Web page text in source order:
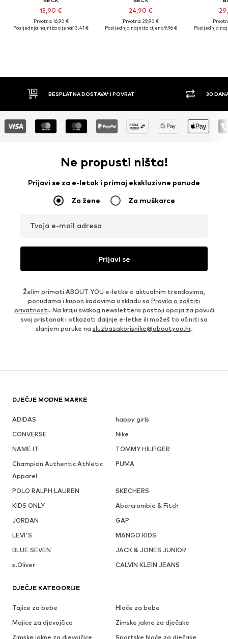
13,90 €
Prvotno: 16,90 €
Posljednja najniža cijena:13,41 €
24,90 €
Prvotno: 29,90 €
Posljednja najniža cijena:9,96 €
Posljednja
BESPLATNA DOSTAVA* I POVRAT 30 DANA
Ne propusti ništa!
Prijavi se za e-letak i primaj ekskluzivne ponude
Za žene Za muškarce
Tvoja e-mail adresa
Prijavi se
Želim primati ABOUT YOU e-letke o aktualnim trendovima,
ponudama i kupon kodovima u skladu sa Pravila o zaštiti
privatnosti. Na kraju svakog newslettera postoji opcija za povući
svoj pristanak i otkazati daljnje e-letke ili možeš to učiniti sa
slanjem poruke na sluzbazakorisnike@aboutyou.hr.
DJEČJE MODNE MARKE
ADIDAS
happy girls
CONVERSE
Nike
NAME IT
TOMMY HILFIGER
Champion Authentic Athletic
Apparel
PUMA
POLO RALPH LAUREN
SKECHERS
KIDS ONLY
Abercrombie & Fitch
JORDAN
GAP
LEVI'S
MANGO KIDS
BLUE SEVEN
JACK & JONES JUNIOR
s.Oliver
CALVIN KLEIN JEANS
DJEČJE KATEGORIJE
Tajice za bebe
Hlače za bebe
Majice za djevojčice
Zimske jakne za dječake
Zimske jakne za djevojčice
Sportske hlače za dječake